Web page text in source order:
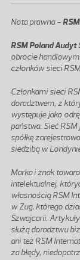
Nota prawna -
RSM Poland Audyt
obrocie
członków sieci
Członkami sieci
doradztwem, z
występuje jako
państwa. Sieć
spółkę
siedzibą w
Marka i znak
intelektualnej,
własnością RSM
w Zug, którego
Szwajcarii.
służą doradztwu
ani też RSM
za błędy,